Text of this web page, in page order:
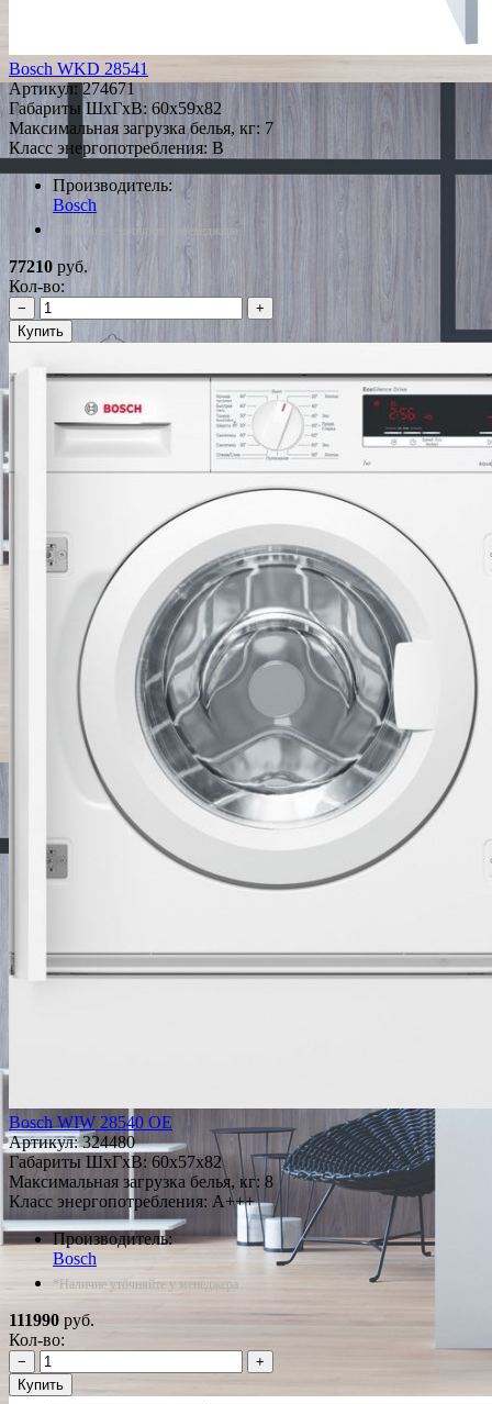
Bosch WKD 28541
Артикул:274671
Габариты ШxГxВ: 60x59x82
Максимальная загрузка белья, кг: 7
Класс энергопотребления: B
Производитель:
Bosch
*Наличие уточняйте у менеджера
77210 руб.
Кол-во:
−
+
Купить
Bosch WIW 28540 OE
Артикул:324480
Габариты ШxГxВ: 60x57x82
Максимальная загрузка белья, кг: 8
Класс энергопотребления: A+++
Производитель:
Bosch
*Наличие уточняйте у менеджера
111990 руб.
Кол-во:
−
+
Купить